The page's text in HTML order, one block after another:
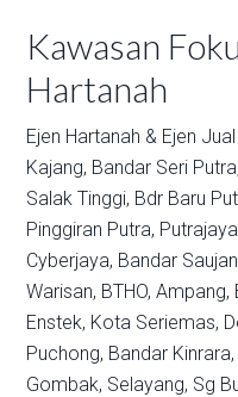
Kawasan
Hartanah
Ejen Hartanah & Ejen
Kajang, Bandar Seri Putra,
Salak Tinggi, Bdr Baru
Pinggiran Putra,
Cyberjaya, Bandar
Warisan, BTHO, Ampang,
Enstek, Kota Seriemas,
Puchong, Bandar Kinrara,
Gombak, Selayang, Sg